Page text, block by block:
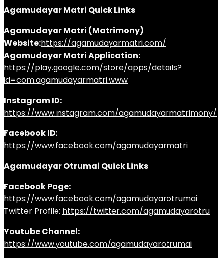
Agamudayar Matri Quick Links
Agamudayar Matri (Matrimony)
Website:https://agamudayarmatri.com/
Agamudayar Matri Application:
https://play.google.com/store/apps/details?
id=com.agamudayarmatri.www
Instagram ID:
https://www.instagram.com/agamudayarmatrimony/
Facebook ID:
https://www.facebook.com/agamudayarmatri
Agamudayar Otrumai Quick Links
Facebook Page:
https://www.facebook.com/agamudayarotrumai
Twitter Profile: https://twitter.com/agamudayarotru
Youtube Channel:
https://www.youtube.com/agamudayarotrumai